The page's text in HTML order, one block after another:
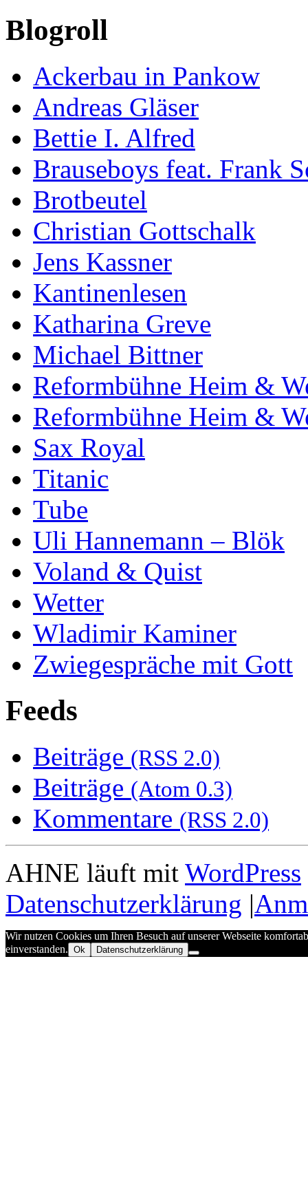
Blogroll
Ackerbau in Pankow
Andreas Gläser
Bettie I. Alfred
Brauseboys feat. Frank
Brotbeutel
Christian Gottschalk
Jens Kassner
Kantinenlesen
Katharina Greve
Michael Bittner
Reformbühne Heim &
Reformbühne Heim &
Sax Royal
Titanic
Tube
Uli Hannemann – Blök
Voland & Quist
Wetter
Wladimir Kaminer
Zwiegespräche mit Gott
Feeds
Beiträge (RSS 2.0)
Beiträge (Atom 0.3)
Kommentare (RSS 2.0)
AHNE läuft mit WordPress
Datenschutzerklärung |
Wir nutzen Cookies um Ihren Besuch auf unserer Webseite
einverstanden. Ok Datenschutzerklärung